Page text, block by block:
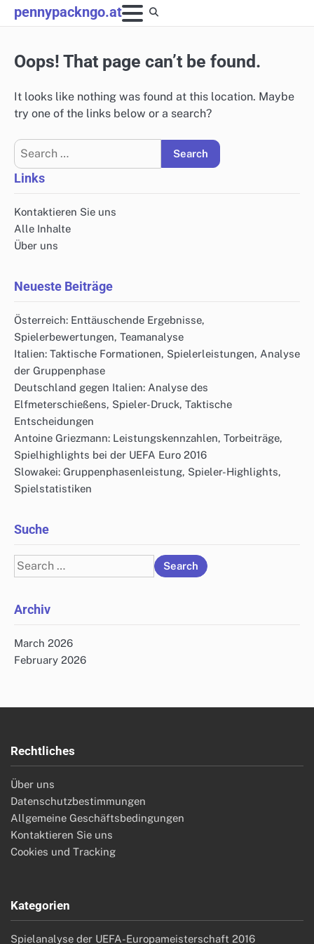
Skip
to
pennypackngo.at
Oops! That page can’t be found.
It looks like nothing was found at this location. Maybe
try one of the links below or a search?
Search
for:
Links
Kontaktieren Sie uns
Alle Inhalte
Über uns
Neueste Beiträge
Österreich: Enttäuschende Ergebnisse,
Spielerbewertungen, Teamanalyse
Italien: Taktische Formationen, Spielerleistungen, Analyse
der Gruppenphase
Deutschland gegen Italien: Analyse des
Elfmeterschießens, Spieler-Druck, Taktische
Entscheidungen
Antoine Griezmann: Leistungskennzahlen, Torbeiträge,
Spielhighlights bei der UEFA Euro 2016
Slowakei: Gruppenphasenleistung, Spieler-Highlights,
Spielstatistiken
Suche
Search
for:
Archiv
March 2026
February 2026
Rechtliches
Über uns
Datenschutzbestimmungen
Allgemeine Geschäftsbedingungen
Kontaktieren Sie uns
Cookies und Tracking
Kategorien
Spielanalyse der UEFA-Europameisterschaft 2016